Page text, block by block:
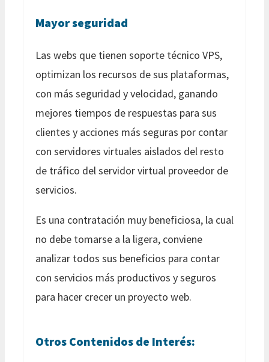
Mayor seguridad
Las webs que tienen soporte técnico VPS,
optimizan los recursos de sus plataformas,
con más seguridad y velocidad, ganando
mejores tiempos de respuestas para sus
clientes y acciones más seguras por contar
con servidores virtuales aislados del resto
de tráfico del servidor virtual proveedor de
servicios.
Es una contratación muy beneficiosa, la cual
no debe tomarse a la ligera, conviene
analizar todos sus beneficios para contar
con servicios más productivos y seguros
para hacer crecer un proyecto web.
Otros Contenidos de Interés: